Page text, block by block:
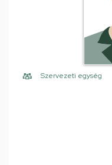
Szervezeti egység